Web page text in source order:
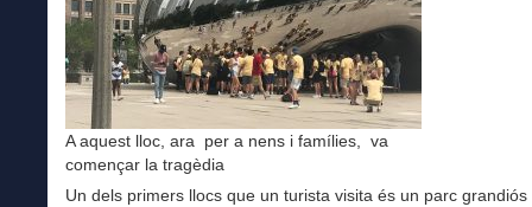
A aquest lloc, ara per a nens i famílies, va
començar la tragèdia
Un dels primers llocs que un turista visita és un parc grandiós